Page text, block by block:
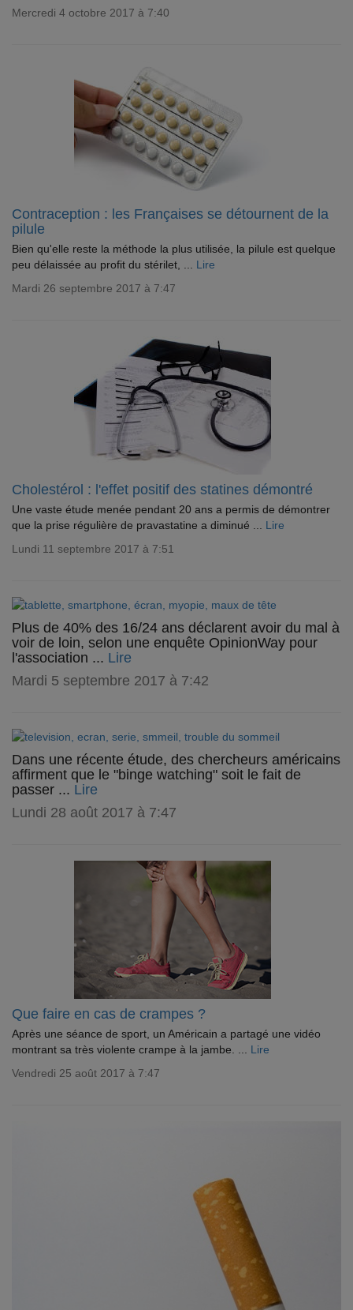
Mercredi 4 octobre 2017 à 7:40
Contraception : les Françaises se détournent de la
pilule
Bien qu'elle reste la méthode la plus utilisée, la pilule est quelque
peu délaissée au profit du stérilet, ... Lire
Mardi 26 septembre 2017 à 7:47
Cholestérol : l'effet positif des statines démontré
Une vaste étude menée pendant 20 ans a permis de démontrer
que la prise régulière de pravastatine a diminué ... Lire
Lundi 11 septembre 2017 à 7:51
Plus de 40% des 16/24 ans déclarent avoir du mal à
voir de loin, selon une enquête OpinionWay pour
l'association ... Lire
Mardi 5 septembre 2017 à 7:42
Dans une récente étude, des chercheurs américains
affirment que le "binge watching" soit le fait de
passer ... Lire
Lundi 28 août 2017 à 7:47
Que faire en cas de crampes ?
Après une séance de sport, un Américain a partagé une vidéo
montrant sa très violente crampe à la jambe. ... Lire
Vendredi 25 août 2017 à 7:47